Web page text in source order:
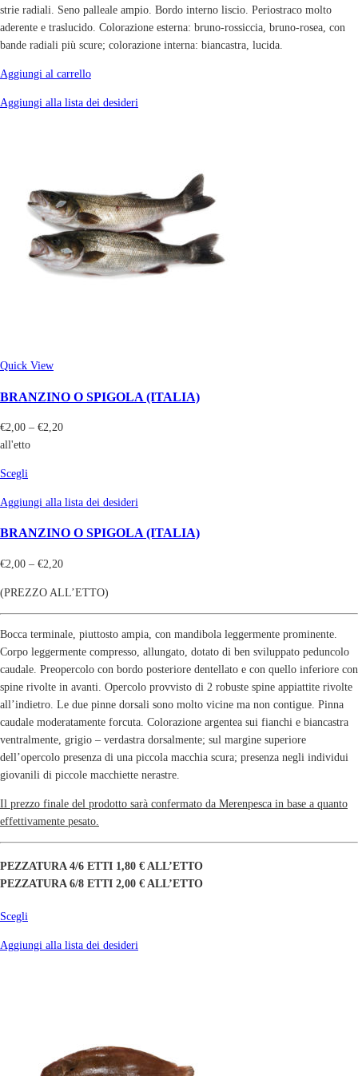
strie radiali. Seno palleale ampio. Bordo interno liscio. Periostraco molto
aderente e traslucido. Colorazione esterna: bruno-rossiccia, bruno-rosea, con
bande radiali più scure; colorazione interna: biancastra, lucida.
Aggiungi al carrello
Aggiungi alla lista dei desideri
Quick View
BRANZINO O SPIGOLA (ITALIA)
€2,00 – €2,20
all'etto
Scegli
Aggiungi alla lista dei desideri
BRANZINO O SPIGOLA (ITALIA)
€2,00 – €2,20
(PREZZO ALL’ETTO)
Bocca terminale, piuttosto ampia, con mandibola leggermente prominente.
Corpo leggermente compresso, allungato, dotato di ben sviluppato peduncolo
caudale. Preopercolo con bordo posteriore dentellato e con quello inferiore con
spine rivolte in avanti. Opercolo provvisto di 2 robuste spine appiattite rivolte
all’indietro. Le due pinne dorsali sono molto vicine ma non contigue. Pinna
caudale moderatamente forcuta. Colorazione argentea sui fianchi e biancastra
ventralmente, grigio – verdastra dorsalmente; sul margine superiore
dell’opercolo presenza di una piccola macchia scura; presenza negli individui
giovanili di piccole macchiette nerastre.
Il prezzo finale del prodotto sarà confermato da Merenpesca in base a quanto
effettivamente pesato.
PEZZATURA 4/6 ETTI 1,80 € ALL’ETTO
PEZZATURA 6/8 ETTI 2,00 € ALL’ETTO
Scegli
Aggiungi alla lista dei desideri